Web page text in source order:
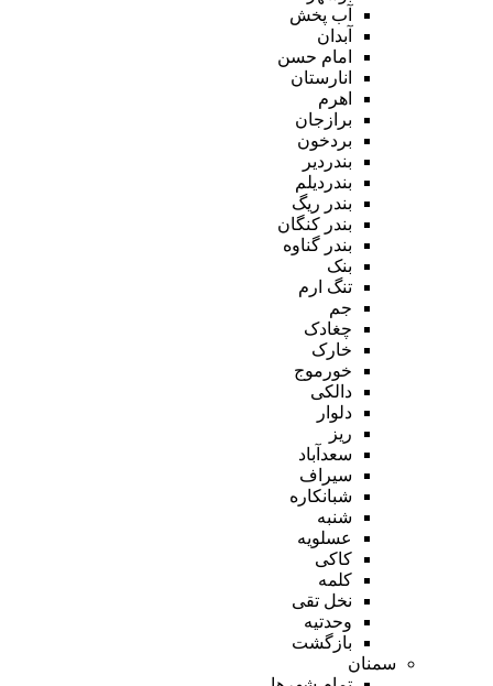
آب پخش
آبدان
امام حسن
انارستان
اهرم
برازجان
بردخون
بندردیر
بندردیلم
بندر ریگ
بندر کنگان
بندر گناوه
بنک
تنگ ارم
جم
چغادک
خارک
خورموج
دالکی
دلوار
ریز
سعدآباد
سیراف
شبانکاره
شنبه
عسلویه
کاکی
کلمه
نخل تقی
وحدتیه
بازگشت
سمنان